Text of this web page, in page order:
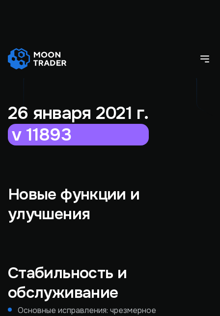
26 января 2021 г.
v 11893
Новые функции и
улучшения
Стабильность и
обслуживание
Основные исправления: чрезмерное